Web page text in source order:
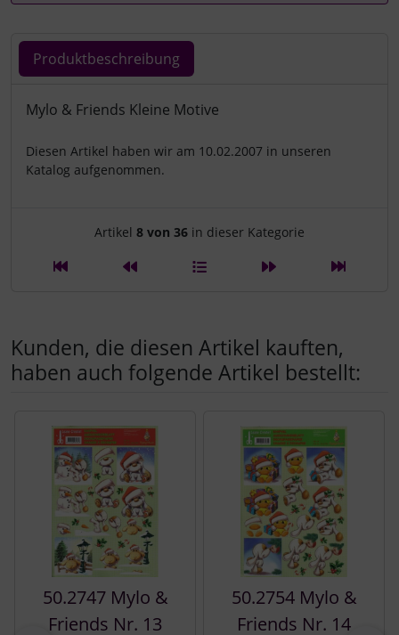
Produktbeschreibung
Produktbeschreibung
Mylo & Friends Kleine Motive
Diesen Artikel haben wir am 10.02.2007 in unseren
Katalog aufgenommen.
Artikelnavigation innerhalb
Artikel 8 von 36 in dieser Kategorie
Kunden, die diesen Artikel kauften,
haben auch folgende Artikel bestellt:
50.2747 Mylo &
Friends Nr. 13
50.2754 Mylo &
Friends Nr. 14